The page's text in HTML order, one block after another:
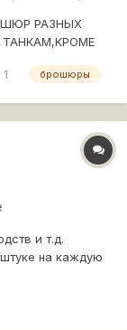
РАЗНЫХ
1 брошюры
и т.д.
на каждую
в 50.000 и
Вопрос: